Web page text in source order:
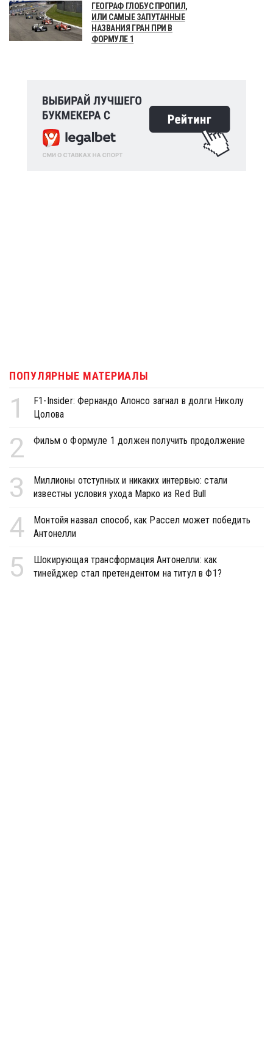
ГЕОГРАФ ГЛОБУС ПРОПИЛ,
ИЛИ САМЫЕ ЗАПУТАННЫЕ
НАЗВАНИЯ ГРАН ПРИ В
ФОРМУЛЕ 1
ПОПУЛЯРНЫЕ МАТЕРИАЛЫ
1
F1-Insider: Фернандо Алонсо загнал в долги Николу
Цолова
2 Фильм о Формуле 1 должен получить продолжение
3
Миллионы отступных и никаких интервью: стали
известны условия ухода Марко из Red Bull
4
Монтойя назвал способ, как Рассел может победить
Антонелли
5
Шокирующая трансформация Антонелли: как
тинейджер стал претендентом на титул в Ф1?